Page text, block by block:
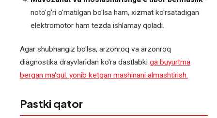
noto'g'ri o'rnatilgan bo'lsa ham, xizmat ko'rsatadigan
elektromotor ham tezda ishlamay qoladi.
Agar shubhangiz bo'lsa, arzonroq va arzonroq
diagnostika drayvlaridan ko'ra dastlabki ga buyurtma
bergan ma'qul. yonib ketgan mashinani almashtirish.
Pastki qator